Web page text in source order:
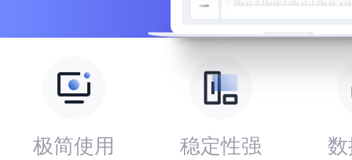
极简使用 稳定性强